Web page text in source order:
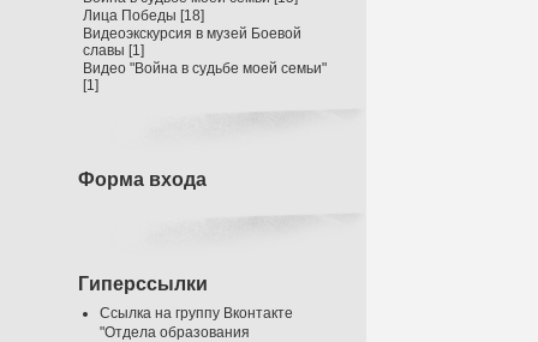
Лица Победы [18]
Видеоэкскурсия в музей Боевой
славы [1]
Видео "Война в судьбе моей семьи"
[1]
Форма входа
Гиперссылки
Ссылка на группу Вконтакте
"Отдела образования